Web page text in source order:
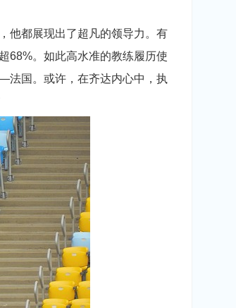
他都展现出了超凡的领导力。有
68%。如此高水准的教练履历使
国。或许，在齐达内心中，执